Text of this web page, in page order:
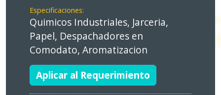
Especificaciones:
Quimicos Industriales, Jarceria,
Papel, Despachadores en
Comodato, Aromatizacion
Aplicar al Requerimiento